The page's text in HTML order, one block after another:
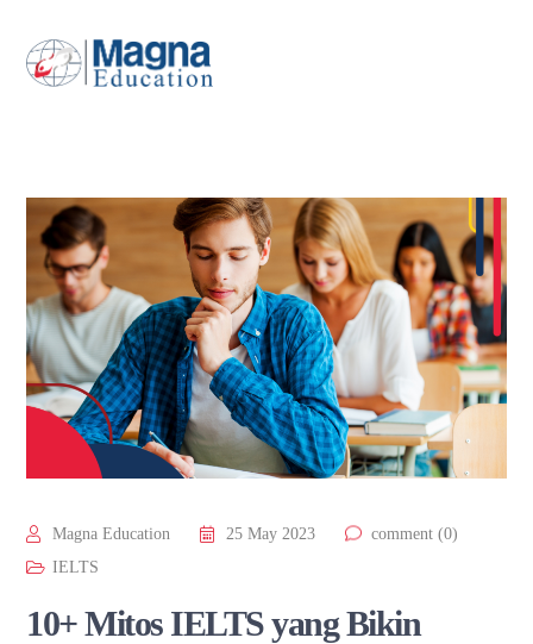
Magna Education 25 May 2023
comment (0)
IELTS
10+ Mitos IELTS yang Bikin